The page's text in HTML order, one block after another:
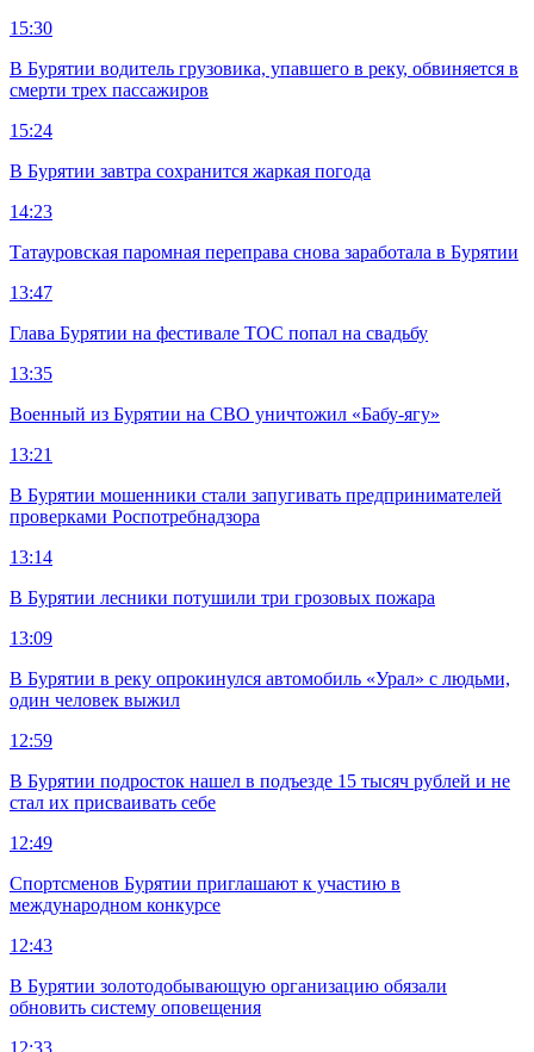
15:30
В Бурятии водитель грузовика, упавшего в реку, обвиняется в
смерти трех пассажиров
15:24
В Бурятии завтра сохранится жаркая погода
14:23
Татауровская паромная переправа снова заработала в Бурятии
13:47
Глава Бурятии на фестивале ТОС попал на свадьбу
13:35
Военный из Бурятии на СВО уничтожил «Бабу-ягу»
13:21
В Бурятии мошенники стали запугивать предпринимателей
проверками Роспотребнадзора
13:14
В Бурятии лесники потушили три грозовых пожара
13:09
В Бурятии в реку опрокинулся автомобиль «Урал» с людьми,
один человек выжил
12:59
В Бурятии подросток нашел в подъезде 15 тысяч рублей и не
стал их присваивать себе
12:49
Спортсменов Бурятии приглашают к участию в
международном конкурсе
12:43
В Бурятии золотодобывающую организацию обязали
обновить систему оповещения